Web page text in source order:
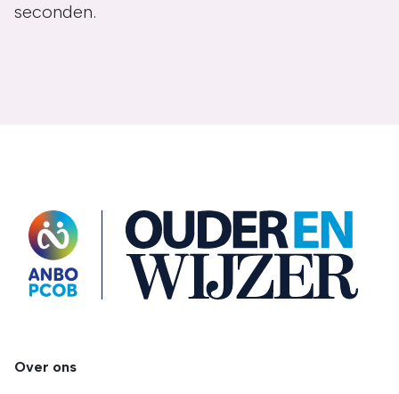
seconden.
OuderENwijzer
Over ons